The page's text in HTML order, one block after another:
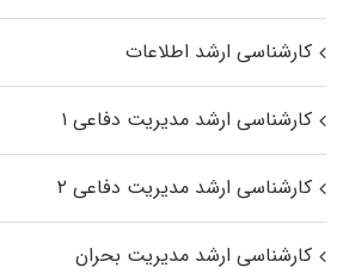
کارشناسی ارشد اطلاعات
کارشناسی ارشد مدیریت دفاعی ۱
کارشناسی ارشد مدیریت دفاعی ۲
کارشناسی ارشد مدیریت بحران